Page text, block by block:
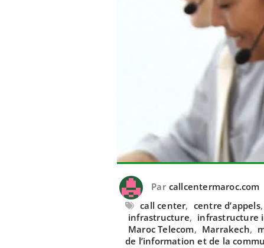
Par callcentermaroc.com
call center, centre d’appels,
infrastructure, infrastructure
Maroc Telecom, Marrakech,
de l’information et de la